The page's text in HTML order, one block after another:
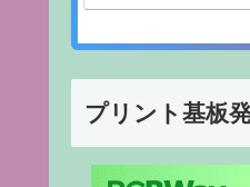
プリント基板